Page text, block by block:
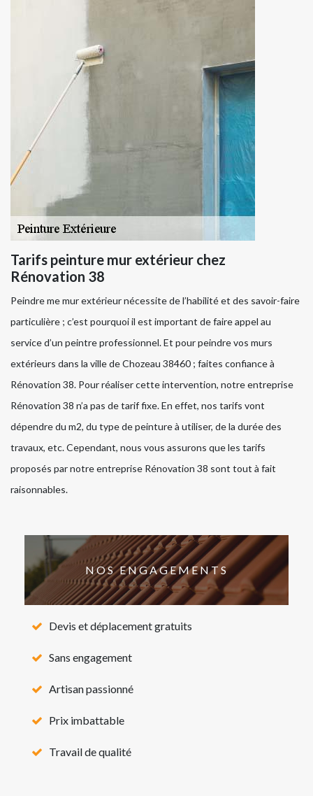
Tarifs peinture mur extérieur chez
Rénovation 38
Peindre me mur extérieur nécessite de l’habilité et des savoir-faire
particulière ; c’est pourquoi il est important de faire appel au
service d’un peintre professionnel. Et pour peindre vos murs
extérieurs dans la ville de Chozeau 38460 ; faites confiance à
Rénovation 38. Pour réaliser cette intervention, notre entreprise
Rénovation 38 n’a pas de tarif fixe. En effet, nos tarifs vont
dépendre du m2, du type de peinture à utiliser, de la durée des
travaux, etc. Cependant, nous vous assurons que les tarifs
proposés par notre entreprise Rénovation 38 sont tout à fait
raisonnables.
NOS ENGAGEMENTS
Devis et déplacement gratuits
Sans engagement
Artisan passionné
Prix imbattable
Travail de qualité